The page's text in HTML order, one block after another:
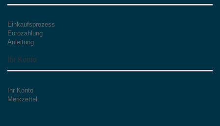
Einkaufsprozess
Eurozahlung
Anleitung
Ihr Konto
Ihr Konto
Merkzettel